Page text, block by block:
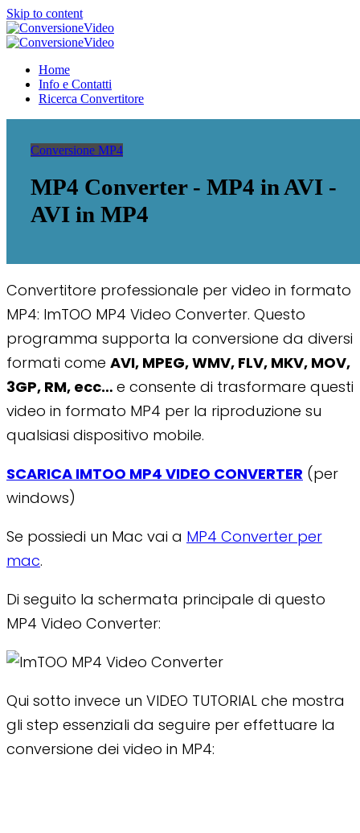
Skip to content
ConversioneVideo
Video Converter Software Offline App
Home
Info e Contatti
Ricerca Convertitore
Conversione MP4
MP4 Converter - MP4 in AVI -
AVI in MP4
Convertitore professionale per video in formato
MP4: ImTOO MP4 Video Converter. Questo
programma supporta la conversione da diversi
formati come AVI, MPEG, WMV, FLV, MKV, MOV,
3GP, RM, ecc… e consente di trasformare questi
video in formato MP4 per la riproduzione su
qualsiasi dispositivo mobile.
SCARICA IMTOO MP4 VIDEO CONVERTER (per
windows)
Se possiedi un Mac vai a MP4 Converter per
mac.
Di seguito la schermata principale di questo
MP4 Video Converter:
Qui sotto invece un VIDEO TUTORIAL che mostra
gli step essenziali da seguire per effettuare la
conversione dei video in MP4: